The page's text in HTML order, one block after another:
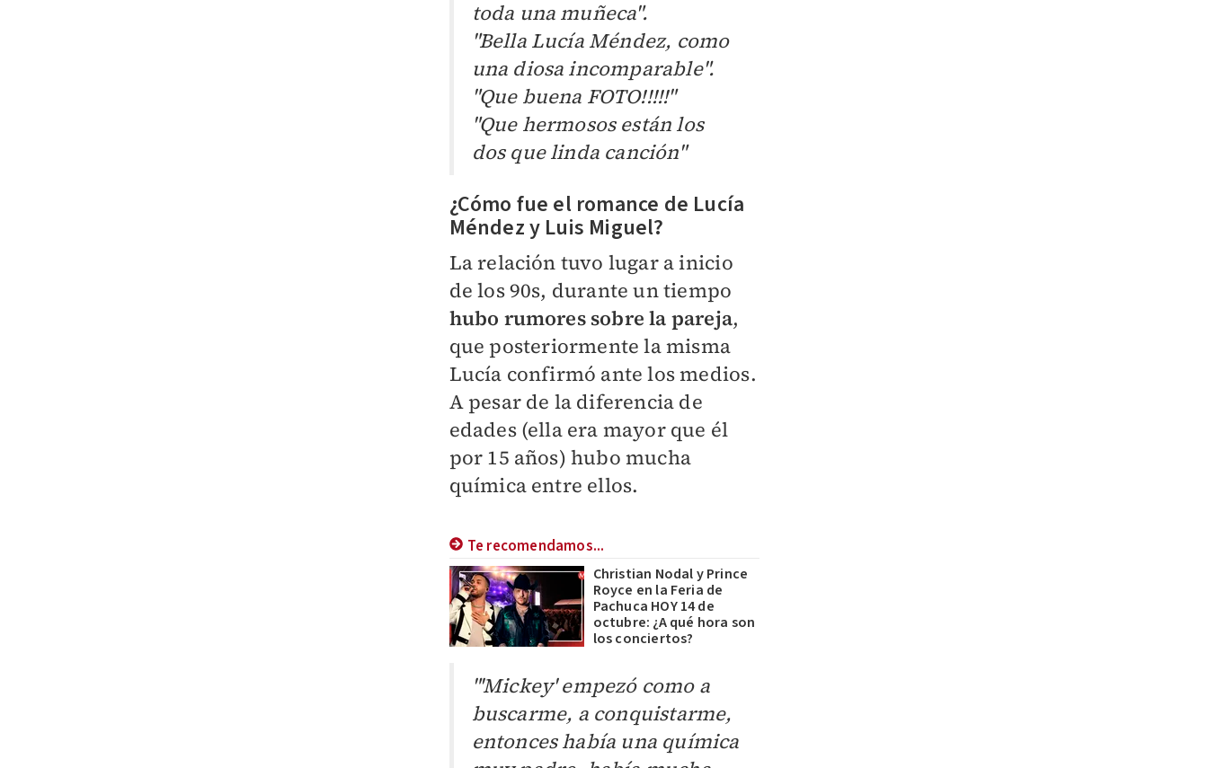
toda una muñeca".
"Bella Lucía Méndez, como
una diosa incomparable".
"Que buena FOTO!!!!!"
"Que hermosos están los
dos que linda canción"
¿Cómo fue el romance de Lucía
Méndez y Luis Miguel?
La relación tuvo lugar a inicio
de los 90s, durante un tiempo
hubo rumores sobre la pareja,
que posteriormente la misma
Lucía confirmó ante los medios.
A pesar de la diferencia de
edades (ella era mayor que él
por 15 años) hubo mucha
química entre ellos.
Te recomendamos...
Christian Nodal y Prince
Royce en la Feria de
Pachuca HOY 14 de
octubre: ¿A qué hora son
los conciertos?
"'Mickey' empezó como a
buscarme, a conquistarme,
entonces había una química